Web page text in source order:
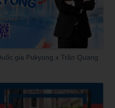
gia Pukyong x Trần Quang